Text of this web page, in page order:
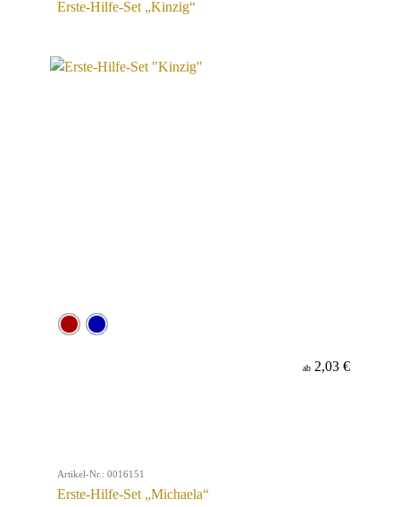
Erste-Hilfe-Set „Kinzig“
ab 2,03 €
Artikel-Nr.: 0016151
Erste-Hilfe-Set „Michaela“